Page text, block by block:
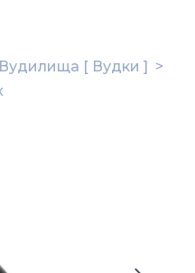
Вудилища [ Вудки ]